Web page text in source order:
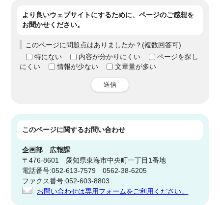
より良いウェブサイトにするために、ページのご感想を
お聞かせください。
このページに問題点はありましたか？(複数回答可)
特にない
内容が分かりにくい
ページを探し
にくい
情報が少ない 文章量が多い
送信
このページに関するお問い合わせ
企画部 広報課
〒476-8601 愛知県東海市中央町一丁目1番地
電話番号:052-613-7579 0562-38-6205
ファクス番号:052-603-8803
お問い合わせは専用フォームをご利用ください。